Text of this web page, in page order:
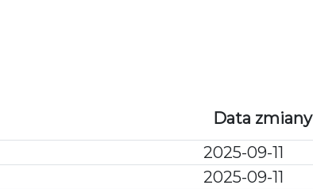
Data zmiany
2025-09-11
2025-09-11